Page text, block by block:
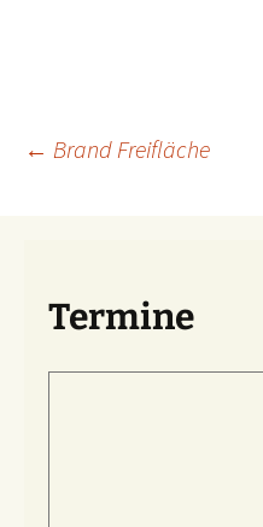
← Brand Freifläche
Termine